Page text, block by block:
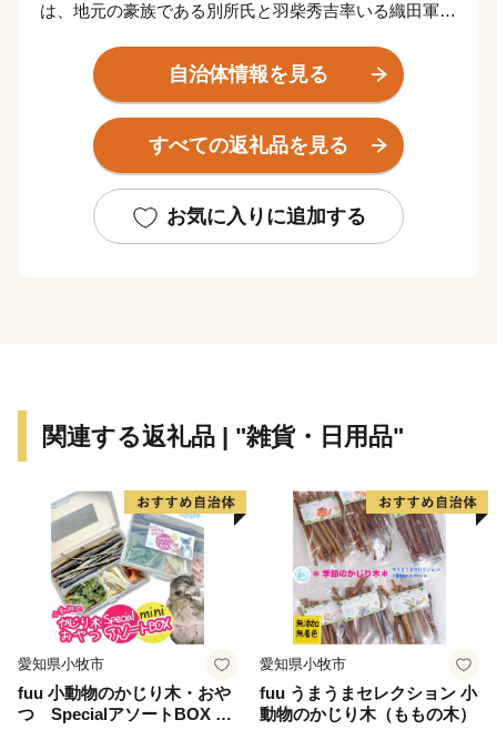
は、地元の豪族である別所氏と羽柴秀吉率いる織田軍に
が、秀吉の復興政策により今日の金物産業の発展の基礎
が作られました。
神戸市の北西隣にあり、中国道・山陽道の3つのICがあ
る交通の要衝です。
★ABCテレビのニュース情報番組「キャスト」で「吉
川運輸(有) 」の“よかわ錦うなぎ” が紹介されました！
自治体情報を見る
すべての返礼品を見る
お気に入りに追加する
関連する返礼品 | "雑貨・日用品"
愛知県小牧市
fuu 小動物のかじり木・おや
つ SpecialアソートBOX mi
愛知県小牧市
fuu うまうまセレクション 小
動物のかじり木（ももの木）